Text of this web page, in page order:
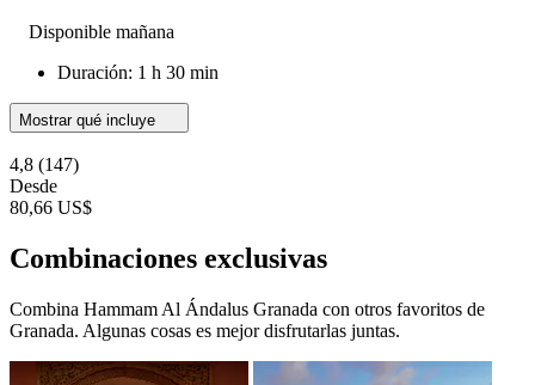
Disponible mañana
Duración: 1 h 30 min
Mostrar qué incluye
4,8 (147)
Desde
80,66 US$
Combinaciones exclusivas
Combina Hammam Al Ándalus Granada con otros favoritos de
Granada. Algunas cosas es mejor disfrutarlas juntas.